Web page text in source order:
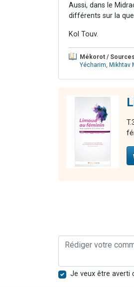
Aussi, dans le
différents sur la
Kol Touv.
Mékorot /
Yécharim Mikhtav
Je veux être averti